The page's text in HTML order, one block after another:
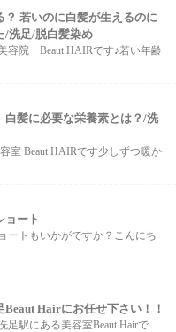
？ 若いのに白髪が生えるのに
/洗足/脱白髪染め
容院 Beaut HAIRです♪若い年齢
白髪に必要な栄養素とは？/洗
室 Beaut HAIRです少しずつ暖か
ョート
ートもいかがですか？こんにち
Beaut Hairにお任せ下さい！！
足駅にある美容室Beaut Hairで